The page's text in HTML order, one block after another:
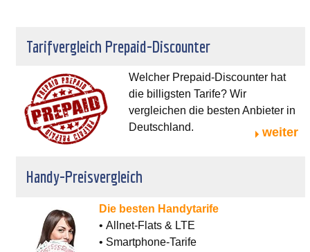
Tarifvergleich Prepaid-Discounter
Welcher Prepaid-Discounter hat
die billigsten Tarife? Wir
vergleichen die besten Anbieter in
Deutschland.
weiter
Handy-Preisvergleich
Die besten Handytarife
• Allnet-Flats & LTE
• Smartphone-Tarife